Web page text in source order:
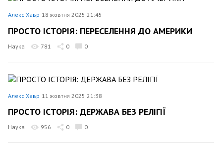
Алекс Хавр 18 жовтня 2025 21:45
ПРОСТО ІСТОРІЯ: ПЕРЕСЕЛЕННЯ ДО АМЕРИКИ
Наука 781 0 0
Алекс Хавр 11 жовтня 2025 21:38
ПРОСТО ІСТОРІЯ: ДЕРЖАВА БЕЗ РЕЛІГІЇ
Наука 956 0 0